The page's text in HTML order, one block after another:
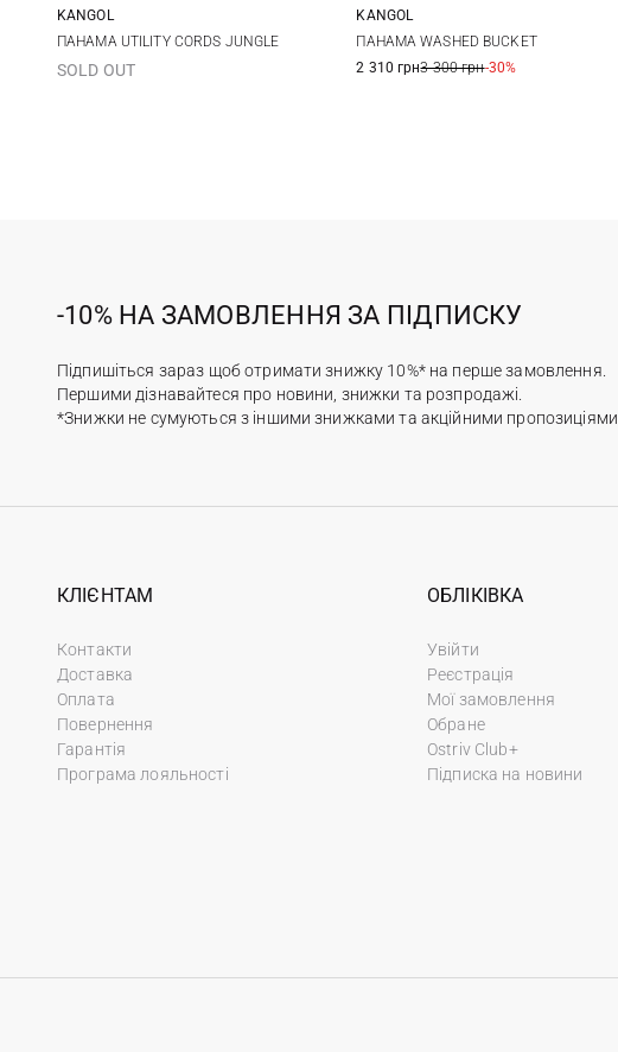
M L XL
KANGOL
ПАНАМА UTILITY CORDS JUNGLE
SOLD OUT
S M
KANGOL
ПАНАМА WASHED BUCKET
2 310 грн3 300 грн-30%
-10% НА ЗАМОВЛЕННЯ ЗА ПІДПИСКУ
Підпишіться зараз щоб отримати знижку 10%* на перше замовлення.
Першими дізнавайтеся про новини, знижки та розпродажі.
*Знижки не сумуються з іншими знижками та акційними пропозиціями.
КЛІЄНТАМ
Контакти
Доставка
Оплата
Повернення
Гарантія
Програма лояльності
ОБЛІКІВКА
Увійти
Реєстрація
Мої замовлення
Обране
Ostriv Club+
Підписка на новини